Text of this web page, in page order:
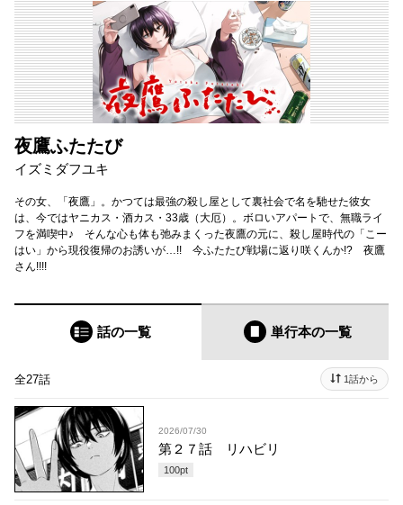
夜鷹ふたたび
イズミダフユキ
その女、「夜鷹」。かつては最強の殺し屋として裏社会で名を馳せた彼女
は、今ではヤニカス・酒カス・33歳（大厄）。ボロいアパートで、無職ライ
フを満喫中♪ そんな心も体も弛みまくった夜鷹の元に、殺し屋時代の「こー
はい」から現役復帰のお誘いが…!! 今ふたたび戦場に返り咲くんか!? 夜鷹
さん!!!!
話の一覧 単行本の一覧
全27話 1話から
2026/07/30
第２７話 リハビリ
100pt